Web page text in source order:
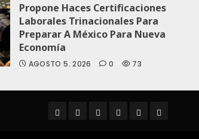
Propone Haces Certificaciones
Laborales Trinacionales Para
Preparar A México Para Nueva
Economía
AGOSTO 5, 2026 0 73